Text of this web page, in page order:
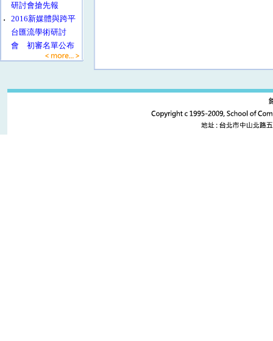
研討會搶先報
‧
2016新媒體與跨平
台匯流學術研討
會 初審名單公布